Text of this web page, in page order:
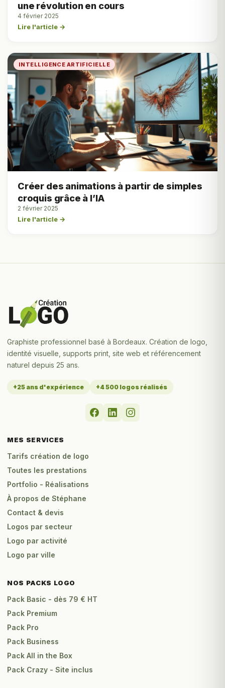
une révolution en cours
4 février 2025
Lire l'article →
INTELLIGENCE ARTIFICIELLE
Créer des animations à partir de simples
croquis grâce à l’IA
2 février 2025
Lire l'article →
Graphiste professionnel basé à Bordeaux. Création de logo,
identité visuelle, supports print, site web et référencement
naturel depuis 25 ans.
+25 ans d'expérience +4 500 logos réalisés
MES SERVICES
Tarifs création de logo
Toutes les prestations
Portfolio - Réalisations
À propos de Stéphane
Contact & devis
Logos par secteur
Logo par activité
Logo par ville
NOS PACKS LOGO
Pack Basic - dès 79 € HT
Pack Premium
Pack Pro
Pack Business
Pack All in the Box
Pack Crazy - Site inclus